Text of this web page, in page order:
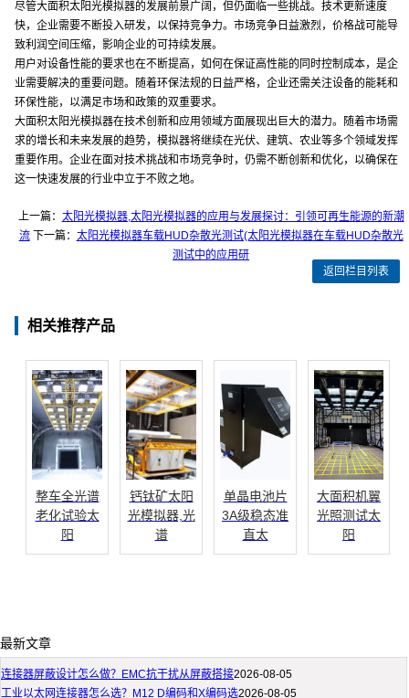
尽管大面积太阳光模拟器的发展前景广阔，但仍面临一些挑战。技术更新速度
快，企业需要不断投入研发，以保持竞争力。市场竞争日益激烈，价格战可能导
致利润空间压缩，影响企业的可持续发展。
用户对设备性能的要求也在不断提高，如何在保证高性能的同时控制成本，是企
业需要解决的重要问题。随着环保法规的日益严格，企业还需关注设备的能耗和
环保性能，以满足市场和政策的双重要求。
大面积太阳光模拟器在技术创新和应用领域方面展现出巨大的潜力。随着市场需
求的增长和未来发展的趋势，模拟器将继续在光伏、建筑、农业等多个领域发挥
重要作用。企业在面对技术挑战和市场竞争时，仍需不断创新和优化，以确保在
这一快速发展的行业中立于不败之地。
上一篇： 太阳光模拟器,太阳光模拟器的应用与发展探讨：引领可再生能源的新潮
流下一篇： 太阳光模拟器车载HUD杂散光测试(太阳光模拟器在车载HUD杂散光
测试中的应用研
返回栏目列表
相关推荐产品
整车全光谱
老化试验太
阳
钙钛矿太阳
光模拟器,光
谱
单晶电池片
3A级稳态准
直太
大面积机翼
光照测试太
阳
最新文章
连接器屏蔽设计怎么做？EMC抗干扰从屏蔽搭接2026-08-05
工业以太网连接器怎么选？M12 D编码和X编码选2026-08-05